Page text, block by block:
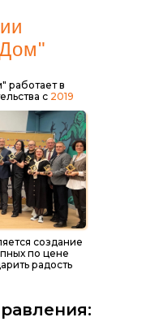
работает в
с 2019
создание
по цене
радость